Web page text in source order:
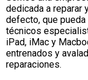
dedicada a reparar
defecto, que
técnicos
iPad, iMac y
entrenados y
reparaciones.